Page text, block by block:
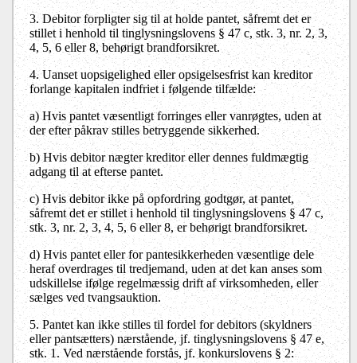
3.Debitor forpligter sig til at holde pantet, såfremt det er
stillet i henhold til tinglysningslovens § 47 c, stk. 3, nr. 2, 3,
4, 5, 6 eller 8, behørigt brandforsikret.
4.Uanset uopsigelighed eller opsigelsesfrist kan kreditor
forlange kapitalen indfriet i følgende tilfælde:
a)Hvis pantet væsentligt forringes eller vanrøgtes, uden at
der efter påkrav stilles betryggende sikkerhed.
b)Hvis debitor nægter kreditor eller dennes fuldmægtig
adgang til at efterse pantet.
c) Hvis debitor ikke på opfordring godtgør, at pantet,
såfremt det er stillet i henhold til tinglysningslovens § 47 c,
stk. 3, nr. 2, 3, 4, 5, 6 eller 8, er behørigt brandforsikret.
d)Hvis pantet eller for pantesikkerheden væsentlige dele
heraf overdrages til tredjemand, uden at det kan anses som
udskillelse ifølge regelmæssig drift af virksomheden, eller
sælges ved tvangsauktion.
5.Pantet kan ikke stilles til fordel for debitors (skyldners
eller pantsætters) nærstående, jf. tinglysningslovens § 47 e,
stk. 1. Ved nærstående forstås, jf. konkurslovens § 2: